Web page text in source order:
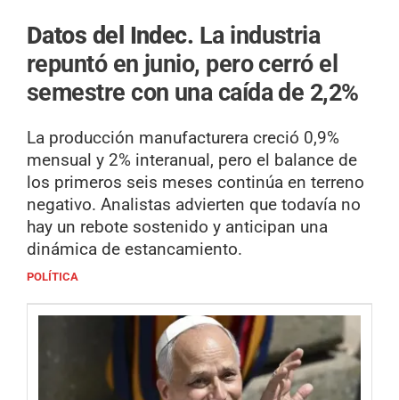
Datos del Indec. La industria
repuntó en junio, pero cerró el
semestre con una caída de 2,2%
La producción manufacturera creció 0,9%
mensual y 2% interanual, pero el balance de
los primeros seis meses continúa en terreno
negativo. Analistas advierten que todavía no
hay un rebote sostenido y anticipan una
dinámica de estancamiento.
POLÍTICA